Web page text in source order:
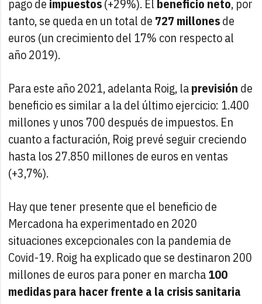
pago de impuestos(+29%). El beneficio neto, por
tanto, se queda en un total de 727 millonesde
euros (un crecimiento del 17% con respecto al
año 2019).
Para este año 2021, adelanta Roig, laprevisión de
beneficio es similar a la del último ejercicio: 1.400
millones y unos 700 después de impuestos. En
cuanto a facturación, Roig prevé seguir creciendo
hasta los 27.850 millones de euros en ventas
(+3,7%).
Hay que tener presente que el beneficio de
Mercadona ha experimentado en 2020
situaciones excepcionales con la pandemia de
Covid-19. Roig ha explicado que se destinaron 200
millones de euros para poner en marcha100
medidas para hacer frente a la crisis sanitaria